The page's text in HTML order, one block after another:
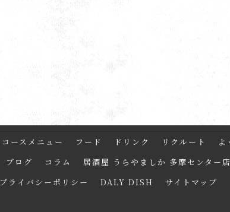
コースメニュー フード ドリンク リクルート よ
ブログ コラム 居酒屋 うらやましか 多摩センター店
プライバシーポリシー
DALY DISH サイトマップ